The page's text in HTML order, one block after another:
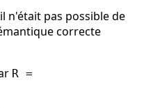
n'était pas possible de
correcte
R =